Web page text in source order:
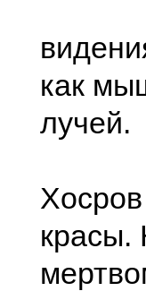
как
лучей.
красы.